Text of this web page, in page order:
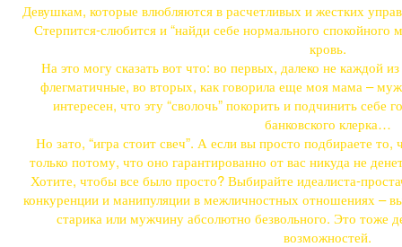
Девушкам, которые влюбляются в расчетливых и жестких
Стерпится-слюбится и “найди себе нормального спокойного
кровь.
На это могу сказать вот что: во первых, далеко не каждой
флегматичные, во вторых, как говорила еще моя мама –
интересен, что эту “сволочь” покорить и подчинить себе
банковского клерка…
Но зато, “игра стоит свеч”. А если вы просто подбираете
только потому, что оно гарантированно от вас никуда не
Хотите, чтобы все было просто? Выбирайте идеалиста-
конкуренции и манипуляции в межличностных отношениях –
старика или мужчину абсолютно безвольного. Это тоже
возможностей.